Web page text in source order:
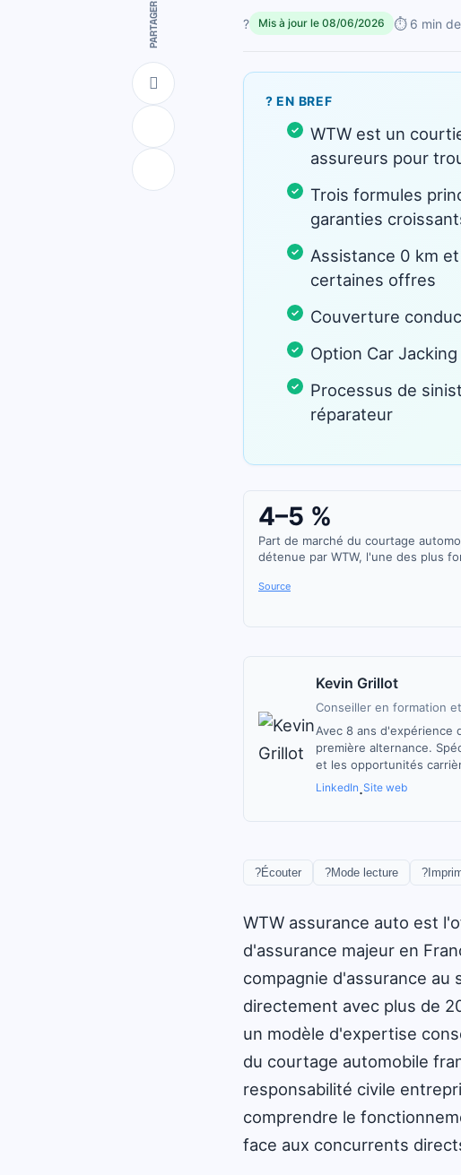
PARTAGER ? Mis à jour le 08/06/2026 ⏱ 6 min
? EN BREF
WTW est un
assureurs pour
Trois formules
garanties
Assistance 0 km
certaines offres
Couverture
Option Car
Processus de
réparateur
4–5 %
Part de marché du courtage
détenue par WTW, l'une des plus
Source
Kevin Grillot
Conseiller en formation
Avec 8 ans d'expérience
première alternance.
et les opportunités
LinkedIn·Site web
?Écouter ?Mode lecture ?
WTW assurance auto est
d'assurance majeur en
compagnie d'assurance au
directement avec plus de
un modèle d'expertise
du courtage automobile
responsabilité civile
comprendre le
face aux concurrents